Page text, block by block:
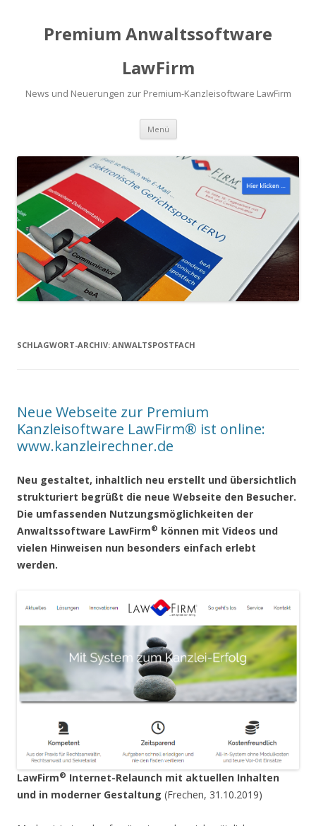
Premium Anwaltssoftware
LawFirm
News und Neuerungen zur Premium-Kanzleisoftware LawFirm
Menü
SCHLAGWORT-ARCHIV: ANWALTSPOSTFACH
Neue Webseite zur Premium
Kanzleisoftware LawFirm® ist online:
www.kanzleirechner.de
Neu gestaltet, inhaltlich neu erstellt und übersichtlich
strukturiert begrüßt die neue Webseite den Besucher.
Die umfassenden Nutzungsmöglichkeiten der
Anwaltssoftware LawFirm® können mit Videos und
vielen Hinweisen nun besonders einfach erlebt
werden.
LawFirm® Internet-Relaunch mit aktuellen Inhalten
und in moderner Gestaltung (Frechen, 31.10.2019)